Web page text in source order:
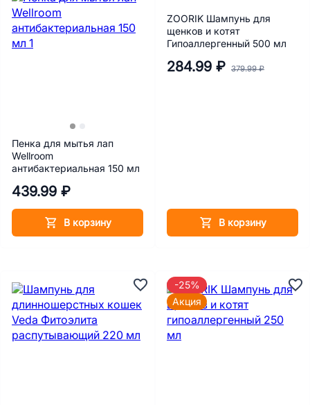
Пенка для мытья лап
Wellroom
антибактериальная 150 мл
439.99 ₽
В корзину
ZOORIK Шампунь для
щенков и котят
Гипоаллергенный 500 мл
284.99 ₽ 379.99 ₽
В корзину
-25%
Акция